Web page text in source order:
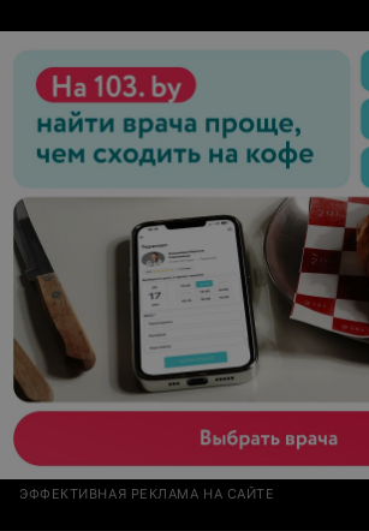
ЭФФЕКТИВНАЯ РЕКЛАМА НА САЙТЕ